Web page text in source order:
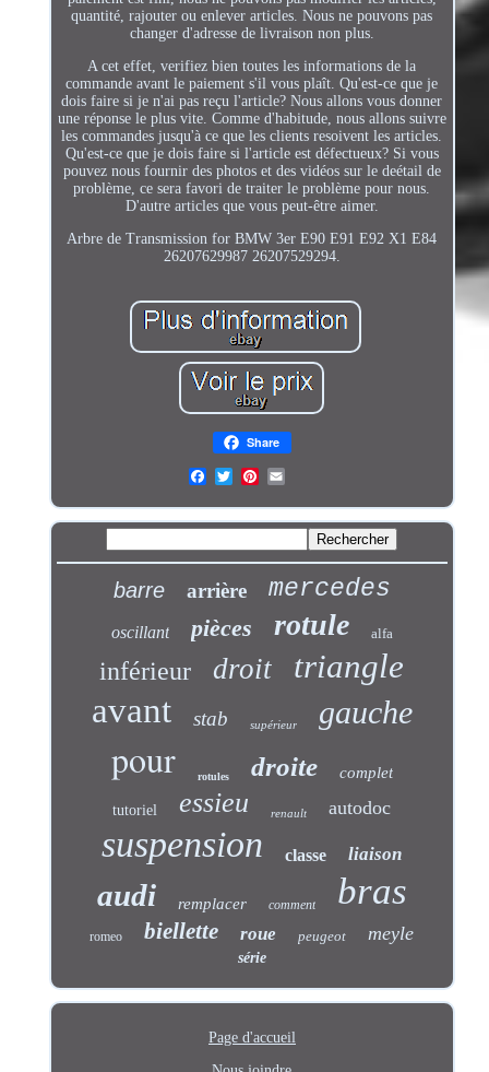
quantité, rajouter ou enlever articles. Nous ne pouvons pas
changer d'adresse de livraison non plus.
A cet effet, verifiez bien toutes les informations de la
commande avant le paiement s'il vous plaît. Qu'est-ce que je
dois faire si je n'ai pas reçu l'article? Nous allons vous donner
une réponse le plus vite. Comme d'habitude, nous allons suivre
les commandes jusqu'à ce que les clients resoivent les articles.
Qu'est-ce que je dois faire si l'article est défectueux? Si vous
pouvez nous fournir des photos et des vidéos sur le deétail de
problème, ce sera favori de traiter le problème pour nous.
D'autre articles que vous peut-être aimer.
Arbre de Transmission for BMW 3er E90 E91 E92 X1 E84
26207629987 26207529294.
Share
barre arrière mercedes
oscillant pièces rotule alfa
inférieur droit triangle
avant stab supérieur gauche
pour rotules droite complet
tutoriel essieu renault autodoc
suspension classe liaison
audi remplacer comment bras
romeo biellette roue peugeot meyle
série
Page d'accueil